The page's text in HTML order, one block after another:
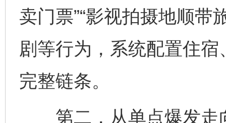
卖门票”“影视拍摄地顺带
剧等行为，系统配置住
完整链条。
第二，从单点爆发走